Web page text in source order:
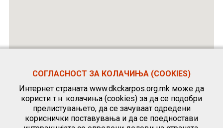
СОГЛАСНОСТ ЗА КОЛАЧИЊА (COOKIES)
Интернет страната www.dkckarpos.org.mk може да
користи т.н. колачиња (cookies) за да се подобри
прелистувањето, да се зачуваат одредени
кориснички поставувања и да се поедностави